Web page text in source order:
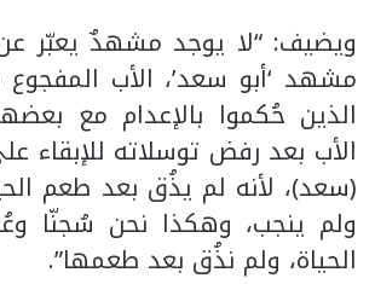
ويضيف: “لا يوجد مشهدٌ يعبّر
مشهد ‘أبو سعد’، الأب المفجوع
الذين حُكموا بالإعدام مع
الأب بعد رفض توسلاته للإبقاء
(سعد)، لأنه لم يذُق بعد طعم
ولم ينجب، وهكذا نحن سُجنّا
الحياة، ولم نذُق بعد طعمها”.